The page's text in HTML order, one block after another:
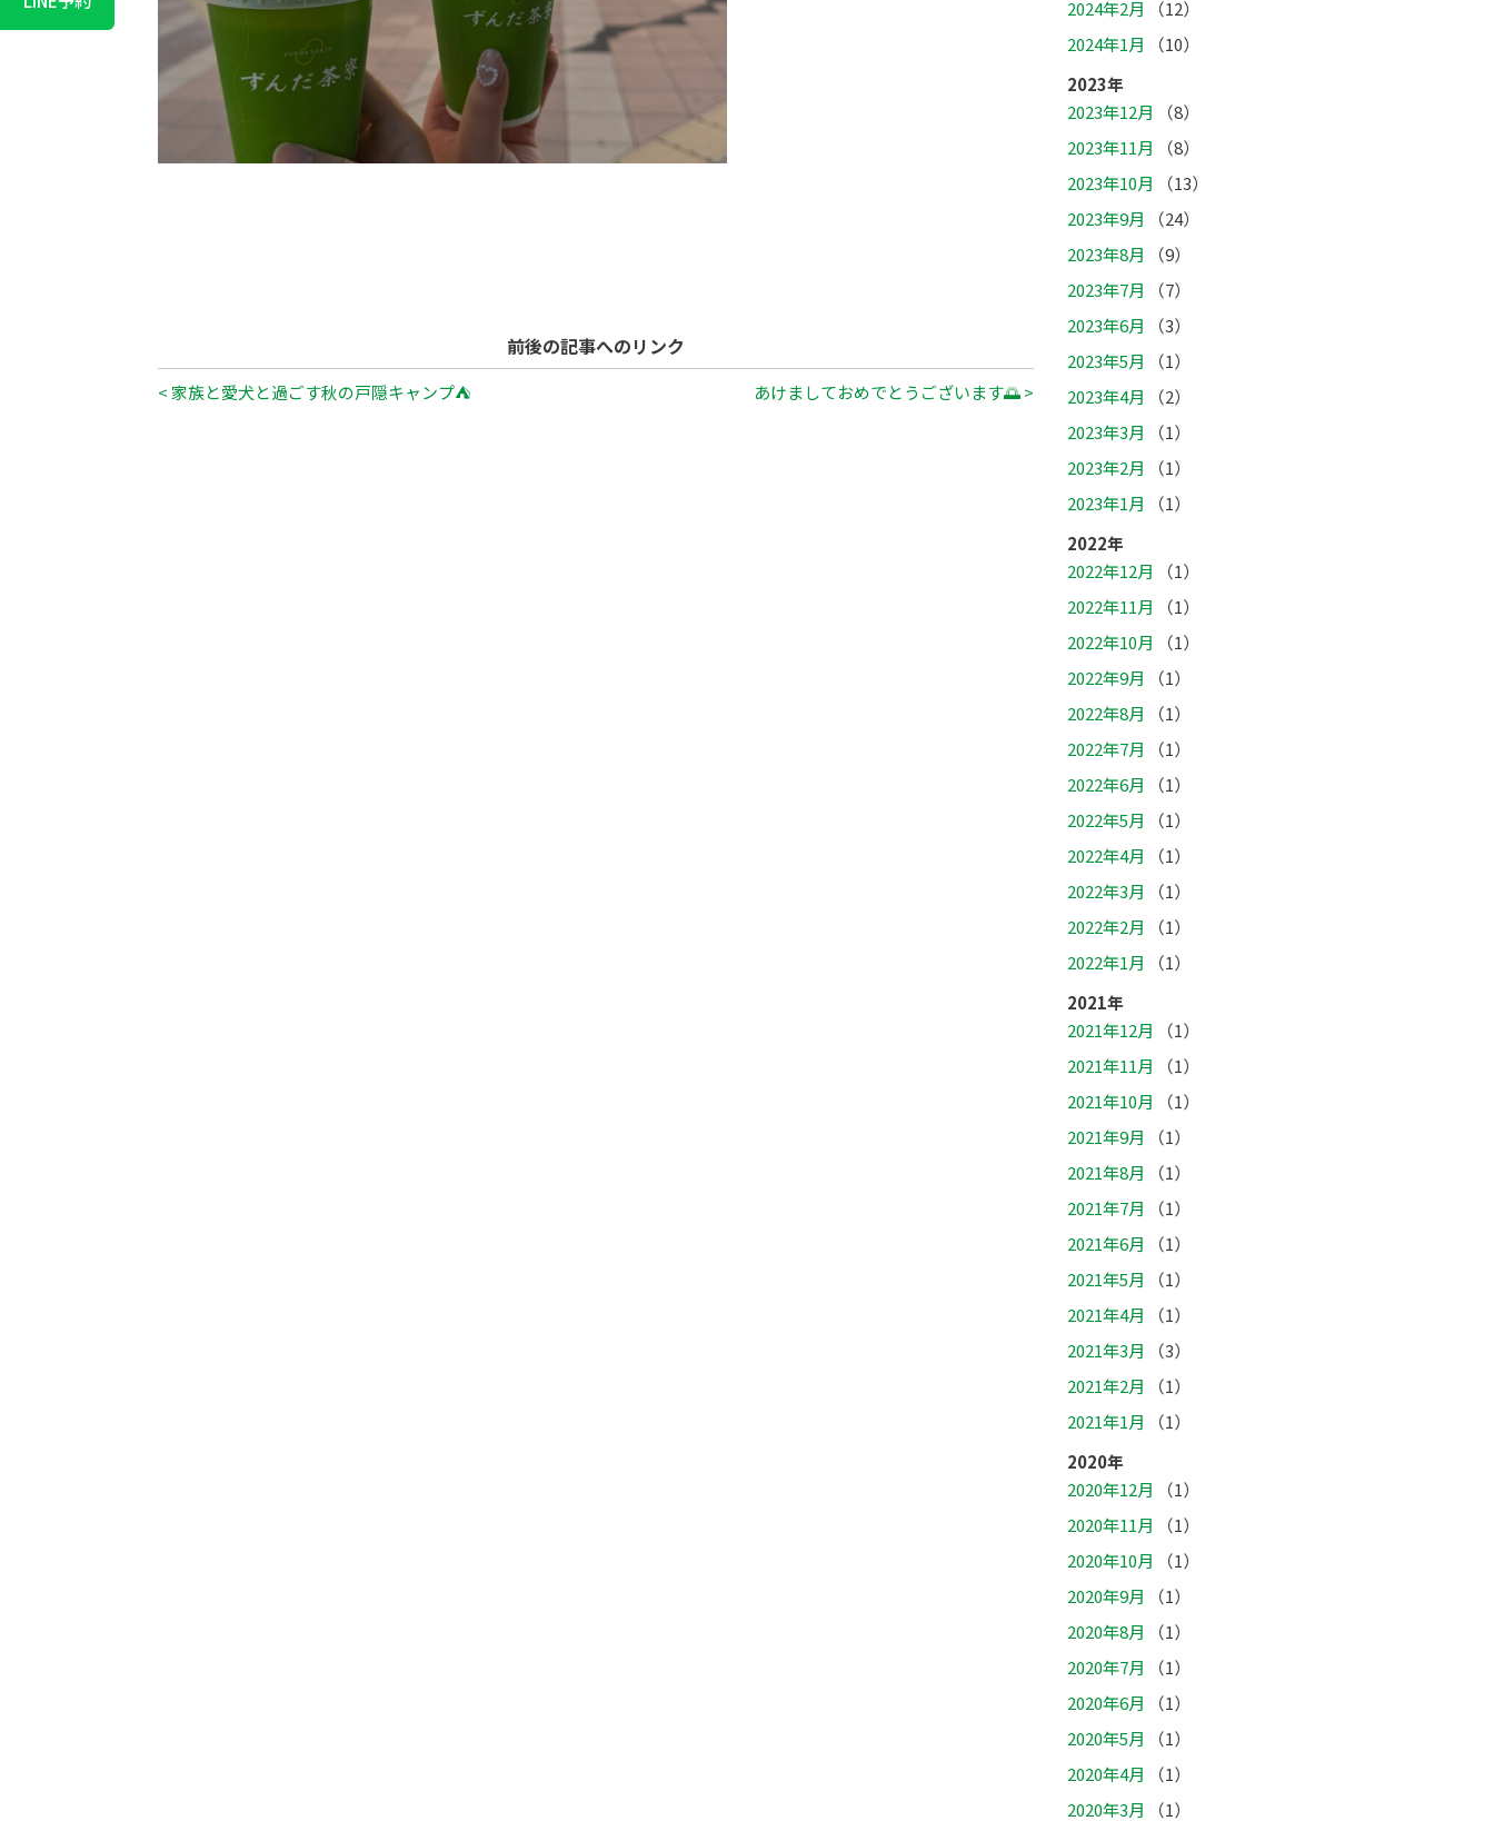
前後の記事へのリンク
< 家族と愛犬と過ごす秋の戸隠キャンプ⛺️ あけましておめでとうございます🌅 >
2024年2月
（12）
2024年1月
（10）
2023年
2023年12月
（8）
2023年11月
（8）
2023年10月
（13）
2023年9月
（24）
2023年8月
（9）
2023年7月
（7）
2023年6月
（3）
2023年5月
（1）
2023年4月
（2）
2023年3月
（1）
2023年2月
（1）
2023年1月
（1）
2022年
2022年12月
（1）
2022年11月
（1）
2022年10月
（1）
2022年9月
（1）
2022年8月
（1）
2022年7月
（1）
2022年6月
（1）
2022年5月
（1）
2022年4月
（1）
2022年3月
（1）
2022年2月
（1）
2022年1月
（1）
2021年
2021年12月
（1）
2021年11月
（1）
2021年10月
（1）
2021年9月
（1）
2021年8月
（1）
2021年7月
（1）
2021年6月
（1）
2021年5月
（1）
2021年4月
（1）
2021年3月
（3）
2021年2月
（1）
2021年1月
（1）
2020年
2020年12月
（1）
2020年11月
（1）
2020年10月
（1）
2020年9月
（1）
2020年8月
（1）
2020年7月
（1）
2020年6月
（1）
2020年5月
（1）
2020年4月
（1）
2020年3月
（1）